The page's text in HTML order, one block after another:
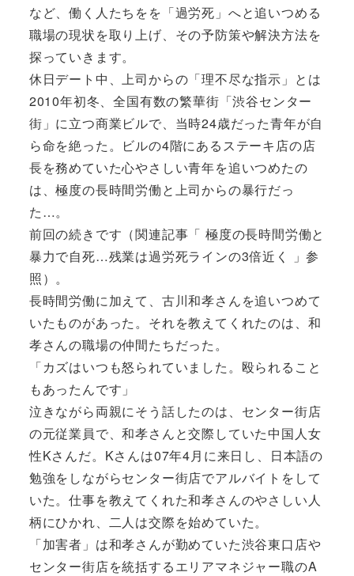
など、働く人たちをを「過労死」へと追いつめる
職場の現状を取り上げ、その予防策や解決方法を
探っていきます。
休日デート中、上司からの「理不尽な指示」とは
2010年初冬、全国有数の繁華街「渋谷センター
街」に立つ商業ビルで、当時24歳だった青年が自
ら命を絶った。ビルの4階にあるステーキ店の店
長を務めていた心やさしい青年を追いつめたの
は、極度の長時間労働と上司からの暴行だっ
た…。
前回の続きです（関連記事「 極度の長時間労働と
暴力で自死…残業は過労死ラインの3倍近く 」参
照）。
長時間労働に加えて、古川和孝さんを追いつめて
いたものがあった。それを教えてくれたのは、和
孝さんの職場の仲間たちだった。
「カズはいつも怒られていました。殴られること
もあったんです」
泣きながら両親にそう話したのは、センター街店
の元従業員で、和孝さんと交際していた中国人女
性Kさんだ。Kさんは07年4月に来日し、日本語の
勉強をしながらセンター街店でアルバイトをして
いた。仕事を教えてくれた和孝さんのやさしい人
柄にひかれ、二人は交際を始めていた。
「加害者」は和孝さんが勤めていた渋谷東口店や
センター街店を統括するエリアマネジャー職のA